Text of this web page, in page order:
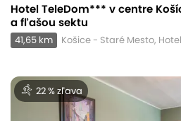
Hotel TeleDom*** v centre
a fľašou sektu
41,65 km Košice - Staré Mesto,
22 % zľava